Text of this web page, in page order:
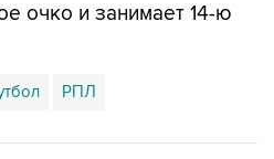
очко и занимает 14-ю
РПЛ